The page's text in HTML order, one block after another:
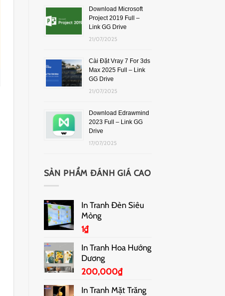
Download Microsoft
Project 2019 Full –
Link GG Drive
21/07/2025
Cài Đặt Vray 7 For 3ds
Max 2025 Full – Link
GG Drive
21/07/2025
Download Edrawmind
2023 Full – Link GG
Drive
17/07/2025
SẢN PHẨM ĐÁNH GIÁ CAO
In Tranh Đèn Siêu
Mỏng
1₫
In Tranh Hoa Hướng
Dương
200,000₫
In Tranh Mặt Trăng